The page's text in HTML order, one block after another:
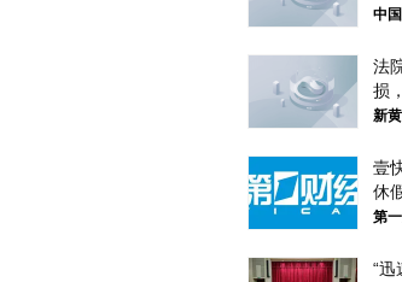
中
法
损
新
壹
休
第
“